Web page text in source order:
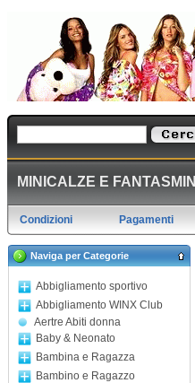
MINICALZE E FANTASMINI
Condizioni Pagamenti
Naviga per Categorie
Abbigliamento sportivo
Abbigliamento WINX Club
Aertre Abiti donna
Baby & Neonato
Bambina e Ragazza
Bambino e Ragazzo